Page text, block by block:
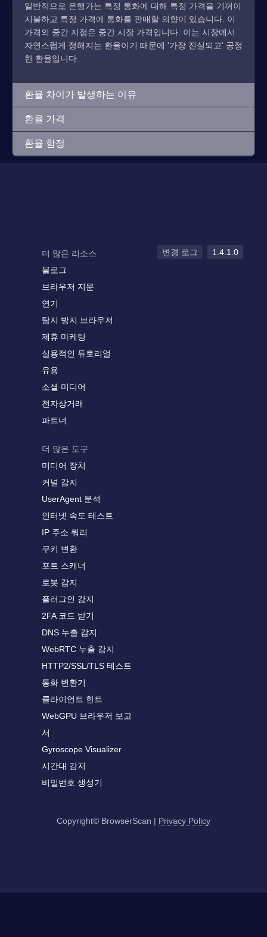
일반적으로 은행가는 특정 통화에 대해 특정 가격을 기꺼이
지불하고 특정 가격에 통화를 판매할 의향이 있습니다. 이
가격의 중간 지점은 중간 시장 가격입니다. 이는 시장에서
자연스럽게 정해지는 환율이기 때문에 '가장 진실되고' 공정
한 환율입니다.
환율 차이가 발생하는 이유
환율 가격
환율 함정
더 많은 리소스
블로그
브라우저 지문
연기
탐지 방지 브라우저
제휴 마케팅
실용적인 튜토리얼
유용
소셜 미디어
전자상거래
파트너
더 많은 도구
미디어 장치
커널 감지
UserAgent 분석
인터넷 속도 테스트
IP 주소 쿼리
쿠키 변환
포트 스캐너
로봇 감지
플러그인 감지
2FA 코드 받기
DNS 누출 감지
WebRTC 누출 감지
HTTP2/SSL/TLS 테스트
통화 변환기
클라이언트 힌트
WebGPU 브라우저 보고
서
Gyroscope Visualizer
시간대 감지
비밀번호 생성기
변경 로그 1.4.1.0
Copyright© BrowserScan | Privacy Policy